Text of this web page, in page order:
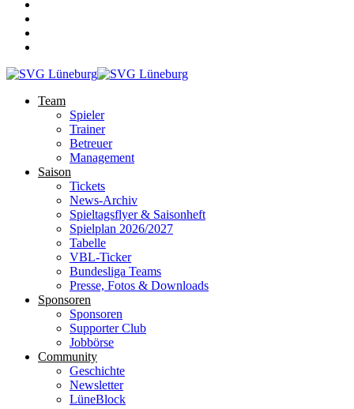
Team
Spieler
Trainer
Betreuer
Management
Saison
Tickets
News-Archiv
Spieltagsflyer & Saisonheft
Spielplan 2026/2027
Tabelle
VBL-Ticker
Bundesliga Teams
Presse, Fotos & Downloads
Sponsoren
Sponsoren
Supporter Club
Jobbörse
Community
Geschichte
Newsletter
LüneBlock